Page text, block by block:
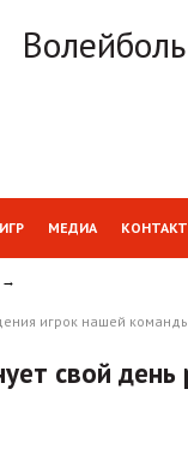
МЕДИА
игрок нашей
свой